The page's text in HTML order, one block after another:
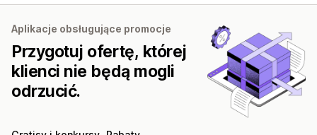
Aplikacje obsługujące promocje
Przygotuj ofertę, której
klienci nie będą mogli
odrzucić.